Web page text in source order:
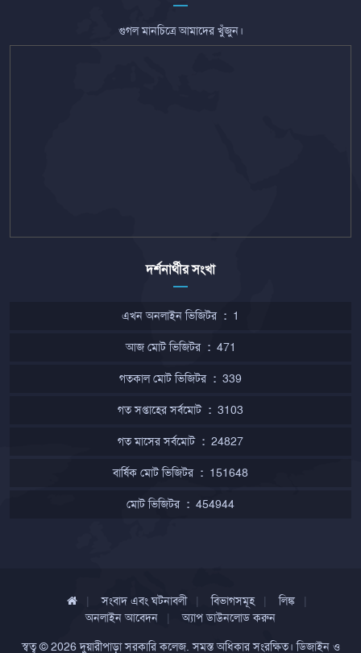
গুগল মানচিত্রে আমাদের খুঁজুন।
দর্শনার্থীর সংখা
এখন অনলাইন ভিজিটর : 1
আজ মোট ভিজিটর : 471
গতকাল মোট ভিজিটর : 339
গত সপ্তাহের সর্বমোট : 3103
গত মাসের সর্বমোট : 24827
বার্ষিক মোট ভিজিটর : 151648
মোট ভিজিটর : 454944
সংবাদ এবং ঘটনাবলী বিভাগসমূহ
লিঙ্ক
অনলাইন আবেদন
অ্যাপ ডাউনলোড করুন
স্বত্ব © 2026দুয়ারীপাড়া সরকারি কলেজ. সমস্ত অধিকার সংরক্ষিত। ডিজাইন ও